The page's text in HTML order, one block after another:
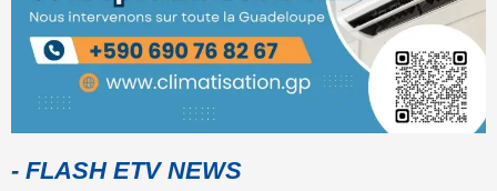
- FLASH ETV NEWS